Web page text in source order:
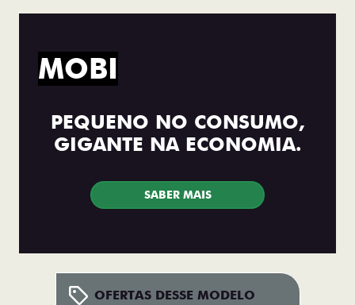
MOBI
PEQUENO NO CONSUMO,
GIGANTE NA ECONOMIA.
SABER MAIS
OFERTAS DESSE MODELO